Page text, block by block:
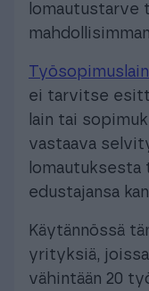
Työsopimuslain
ei tarvitse
lain tai
vastaava
edustajansa
Käytännössä
yrityksiä,
vähintään 20